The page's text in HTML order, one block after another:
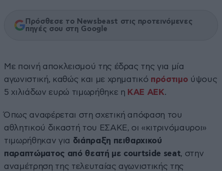
Πρόσθεσε το Newsbeast στις προτεινόμενες
πηγές σου στη Google
Με ποινή αποκλεισμού της έδρας της για μία
αγωνιστική, καθώς και με χρηματικό πρόστιμο ύψους
5 χιλιάδων ευρώ τιμωρήθηκε η ΚΑΕ ΑΕΚ.
Όπως αναφέρεται στη σχετική απόφαση του
αθλητικού δικαστή του ΕΣΑΚΕ, οι «κιτρινόμαυροι»
τιμωρήθηκαν για διάπραξη πειθαρχικού
παραπτώματος από θεατή με courtside seat, στην
αναμέτρηση της τελευταίας αγωνιστικής της